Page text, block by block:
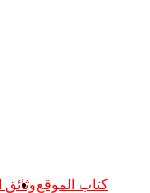
كتاب الموقع